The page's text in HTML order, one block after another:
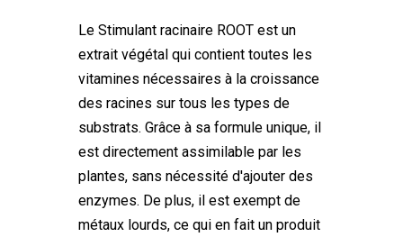
Le Stimulant racinaire ROOT est un
extrait végétal qui contient toutes les
vitamines nécessaires à la croissance
des racines sur tous les types de
substrats. Grâce à sa formule unique, il
est directement assimilable par les
plantes, sans nécessité d'ajouter des
enzymes. De plus, il est exempt de
métaux lourds, ce qui en fait un produit